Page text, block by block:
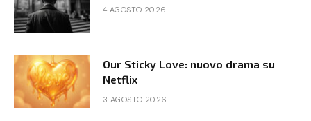
4 AGOSTO 2026
Our Sticky Love: nuovo drama su
Netflix
3 AGOSTO 2026